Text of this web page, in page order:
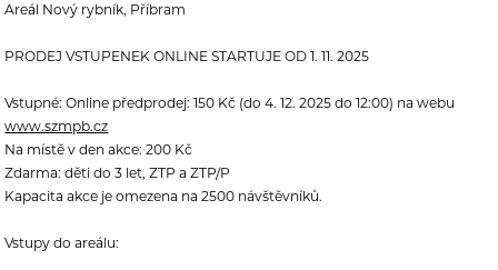
Areál Nový rybník, Příbram
PRODEJ VSTUPENEK ONLINE STARTUJE OD 1. 11. 2025
Vstupné: Online předprodej: 150 Kč (do 4. 12. 2025 do 12:00) na webu
www.szmpb.cz
Na místě v den akce: 200 Kč
Zdarma: děti do 3 let, ZTP a ZTP/P
Kapacita akce je omezena na 2500 návštěvníků.
Vstupy do areálu: